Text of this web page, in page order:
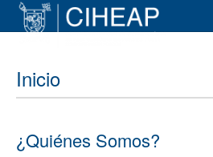
Inicio
¿Quiénes Somos?